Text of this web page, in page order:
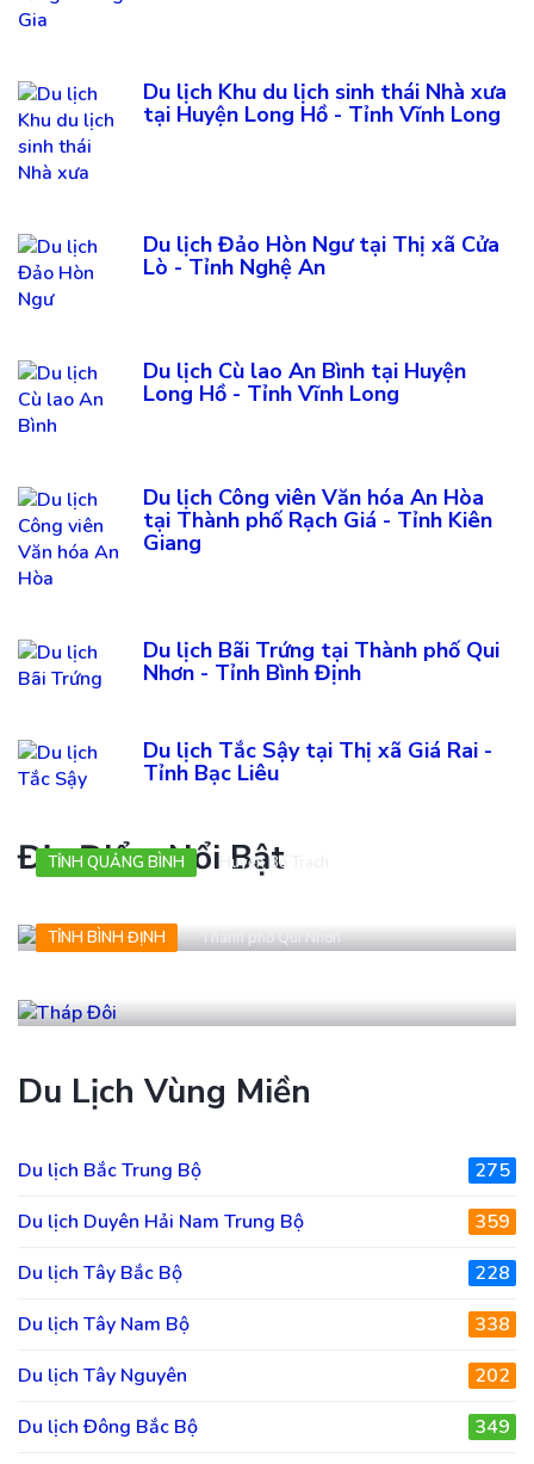
Du lịch Khu du lịch sinh thái Nhà xưa
tại Huyện Long Hồ - Tỉnh Vĩnh Long
Du lịch Đảo Hòn Ngư tại Thị xã Cửa
Lò - Tỉnh Nghệ An
Du lịch Cù lao An Bình tại Huyện
Long Hồ - Tỉnh Vĩnh Long
Du lịch Công viên Văn hóa An Hòa
tại Thành phố Rạch Giá - Tỉnh Kiên
Giang
Du lịch Bãi Trứng tại Thành phố Qui
Nhơn - Tỉnh Bình Định
Du lịch Tắc Sậy tại Thị xã Giá Rai -
Tỉnh Bạc Liêu
Địa Điểm Nổi Bật
TỈNH QUẢNG BÌNH Huyện Bố Trạch
TỈNH BÌNH ĐỊNH Thành phố Qui Nhơn
Du Lịch Vùng Miền
Du lịch Bắc Trung Bộ
275
Du lịch Duyên Hải Nam Trung Bộ
359
Du lịch Tây Bắc Bộ
228
Du lịch Tây Nam Bộ
338
Du lịch Tây Nguyên
202
Du lịch Đông Bắc Bộ
349